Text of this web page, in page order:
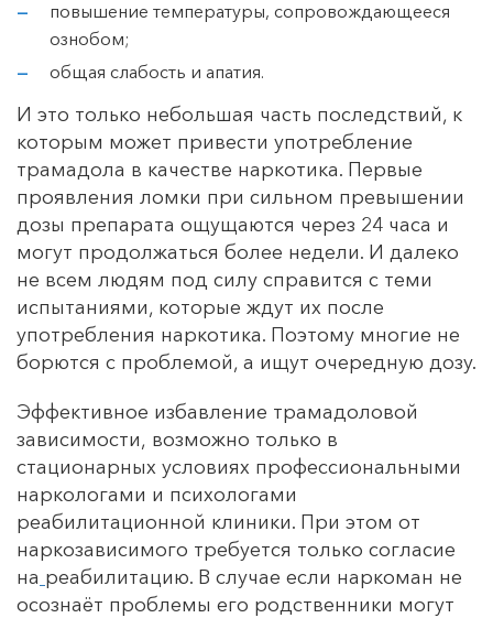
повышение температуры, сопровождающееся
ознобом;
общая слабость и апатия.
И это только небольшая часть последствий, к
которым может привести употребление
трамадола в качестве наркотика. Первые
проявления ломки при сильном превышении
дозы препарата ощущаются через 24 часа и
могут продолжаться более недели. И далеко
не всем людям под силу справится с теми
испытаниями, которые ждут их после
употребления наркотика. Поэтому многие не
борются с проблемой, а ищут очередную дозу.
Эффективное избавление трамадоловой
зависимости, возможно только в
стационарных условиях профессиональными
наркологами и психологами
реабилитационной клиники. При этом от
наркозависимого требуется только согласие
на реабилитацию. В случае если наркоман не
осознаёт проблемы его родственники могут